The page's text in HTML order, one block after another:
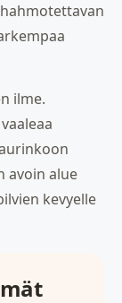
ilme.
avoin alue
kevyelle